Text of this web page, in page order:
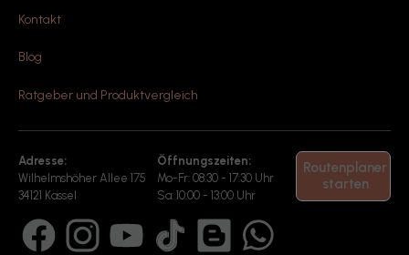
Kontakt
Blog
Ratgeber und Produktvergleich
Adresse:
Wilhelmshöher Allee 175
34121 Kassel
Öffnungszeiten:
Mo-Fr: 08:30 - 17:30 Uhr
Sa: 10:00 - 13:00 Uhr
Routenplaner
starten
FacebookInstagramYouTube TikTok Blog WhatsApp